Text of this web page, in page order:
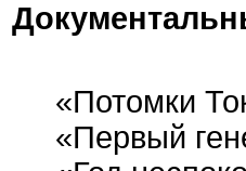
«Потомки
«Первый